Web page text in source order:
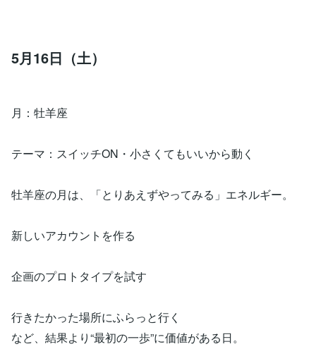
5月16日（土）
月：牡羊座
テーマ：スイッチON・小さくてもいいから動く
牡羊座の月は、「とりあえずやってみる」エネルギー。
新しいアカウントを作る
企画のプロトタイプを試す
行きたかった場所にふらっと行く
など、結果より“最初の一歩”に価値がある日。